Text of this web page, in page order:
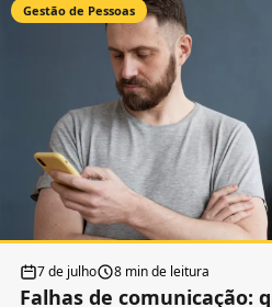
Gestão de Pessoas
7 de julho 8 min de leitura
Falhas de comunicação: